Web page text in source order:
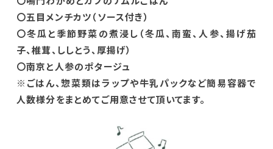
〇五目メンチカツ（ソース付き）
〇冬瓜と季節野菜の煮浸し（冬瓜、南蛮、人参、揚げ茄
子、椎茸、ししとう、厚揚げ）
〇南京と人参のポタージュ
※ごはん、惣菜類はラップや牛乳パックなど簡易容器で
人数様分をまとめてご用意させて頂いてます。